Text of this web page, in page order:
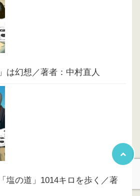
は幻想／著者：中村直人
塩の道」1014キロを歩く／著